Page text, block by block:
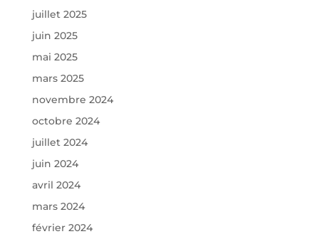
juillet 2025
juin 2025
mai 2025
mars 2025
novembre 2024
octobre 2024
juillet 2024
juin 2024
avril 2024
mars 2024
février 2024